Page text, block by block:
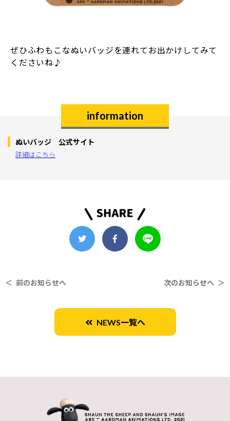
ぜひふわもこなぬいバッジを連れてお出かけしてみて
くださいね♪
information
ぬいバッジ 公式サイト
詳細はこちら
＜ 前のお知らせへ 次のお知らせへ ＞
NEWS一覧へ